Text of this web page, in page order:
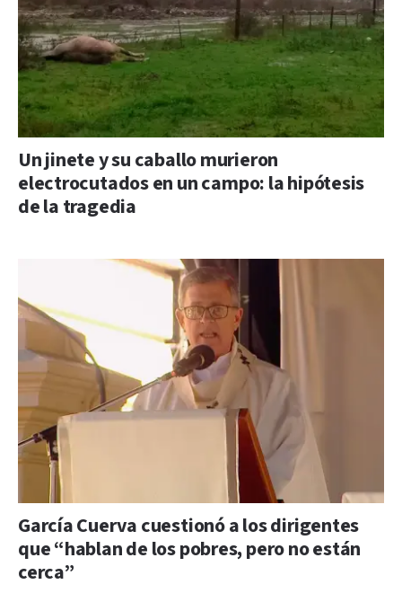
Un jinete y su caballo murieron
electrocutados en un campo: la hipótesis
de la tragedia
García Cuerva cuestionó a los dirigentes
que “hablan de los pobres, pero no están
cerca”